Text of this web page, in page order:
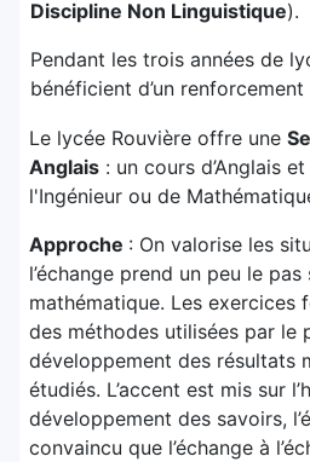
Discipline Non Linguistique).
Pendant les trois années de
bénéficient d’un
Le lycée Rouvière offre une
Anglais : un cours d’Anglais
l'Ingénieur ou de
Approche : On valorise les
l’échange prend un peu le
mathématique. Les exercices
des méthodes utilisées par le
développement des résultats
étudiés. L’accent est mis sur
développement des savoirs,
convaincu que l’échange à